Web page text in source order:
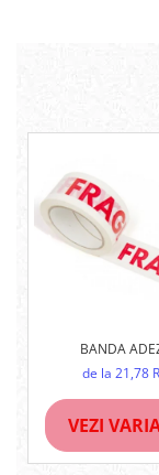
BANDA
de la 21,78
VEZI